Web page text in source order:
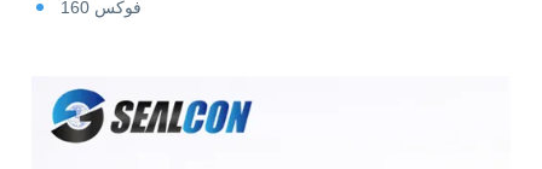
فوكس 160